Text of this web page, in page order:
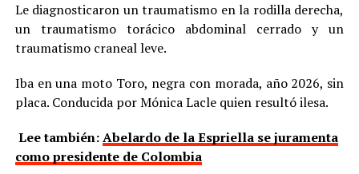
Le diagnosticaron un traumatismo en la rodilla derecha,
un traumatismo torácico abdominal cerrado y un
traumatismo craneal leve.
Iba en una moto Toro, negra con morada, año 2026, sin
placa. Conducida por Mónica Lacle quien resultó ilesa.
Lee también:Abelardo de la Espriella se juramenta
como presidente de Colombia